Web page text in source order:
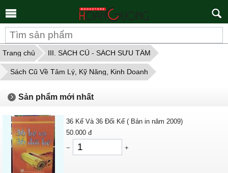
Trang chủ III. SÁCH CŨ - SÁCH SƯU TẦM
Sách Cũ Về Tâm Lý, Kỹ Năng, Kinh Doanh
Sản phẩm mới nhất
36 Kế Và 36 Đối Kế ( Bản in năm 2009)
50.000 đ
−
+